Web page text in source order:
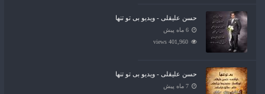
حسن علیقلی - ویدیو بی تو تنها
6 ماه پیش
401,960 views
حسن علیقلی - ویدیو بی تو تنها
7 ماه پیش